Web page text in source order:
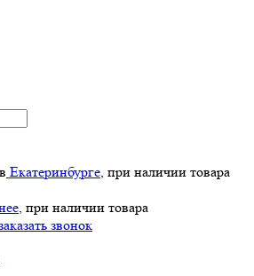
Екатеринбурге, при наличии товара
, при наличии товара
звонок